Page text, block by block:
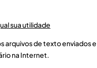
sua utilidade
arquivos de texto enviados
na Internet.